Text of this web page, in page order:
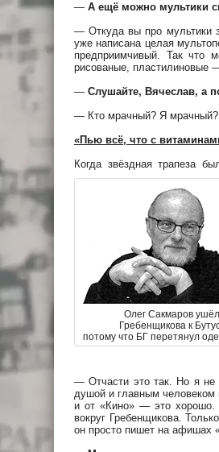
— А ещё можно мультики
— Откуда вы про мультики
уже написана целая
предприимчивый. Так что
рисованые, пластилиновые
— Слушайте, Вячеслав, а
— Кто мрачный? Я мрачный?
«Пью всё, что с
Когда звёздная трапеза
Олег Сакмаров
Гребенщикова к
потому что БГ перетянул
— Отчасти это так. Но я
душой и главным человеком
и от «Кино» — это хорошо.
вокруг Гребенщикова.
он просто пишет на афишах